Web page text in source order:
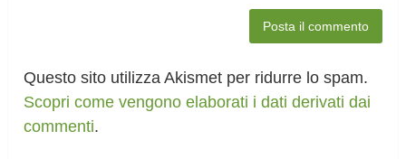
Questo sito utilizza Akismet per ridurre lo spam.
Scopri come vengono elaborati i dati derivati dai
commenti.